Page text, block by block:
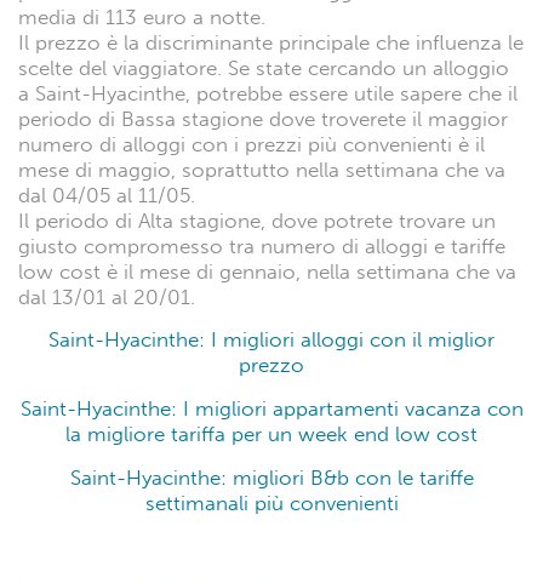
media di 113 euro a notte.
Il prezzo è la discriminante principale che influenza le
scelte del viaggiatore. Se state cercando un alloggio
a Saint-Hyacinthe, potrebbe essere utile sapere che il
periodo di Bassa stagione dove troverete il maggior
numero di alloggi con i prezzi più convenienti è il
mese di maggio, soprattutto nella settimana che va
dal 04/05 al 11/05.
Il periodo di Alta stagione, dove potrete trovare un
giusto compromesso tra numero di alloggi e tariffe
low cost è il mese di gennaio, nella settimana che va
dal 13/01 al 20/01.
Saint-Hyacinthe: I migliori alloggi con il miglior
prezzo
Saint-Hyacinthe: I migliori appartamenti vacanza con
la migliore tariffa per un week end low cost
Saint-Hyacinthe: migliori B&b con le tariffe
settimanali più convenienti